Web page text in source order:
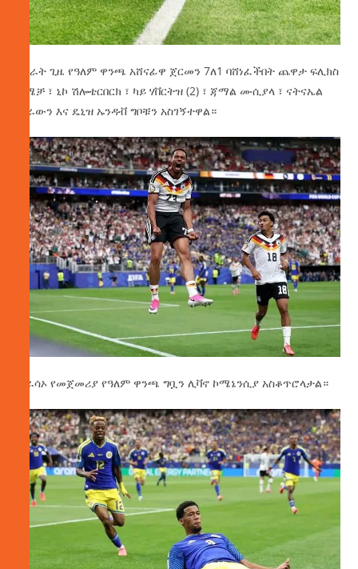
የአራት ጊዜ የዓለም ዋንጫ አሸናፊዋ ጀርመን 7ለ1 ባሸነፈችበት ጨዋታ ፍሊክስ
ንሜቻ ፣ ኒኮ ሽሎቴርበርክ ፣ ካይ ሃቨርትዝ (2) ፣ ጃማል ሙሲያላ ፣ ናትናኤል
ብራውን እና ዴኒዝ ኡንዳቭ ግቦቹን አስገኝተዋል።
ኩራሳኦ የመጀመሪያ የዓለም ዋንጫ ግቧን ሊቫኖ ኮሜኔንሲያ አስቆጥሮላታል።